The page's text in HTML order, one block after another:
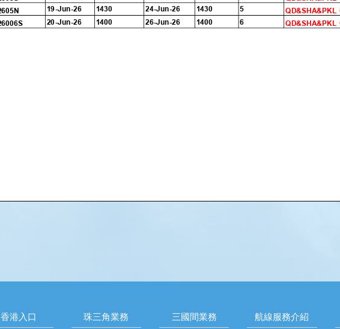
香港入口 珠三角業務 三國間業務 航線服務介紹